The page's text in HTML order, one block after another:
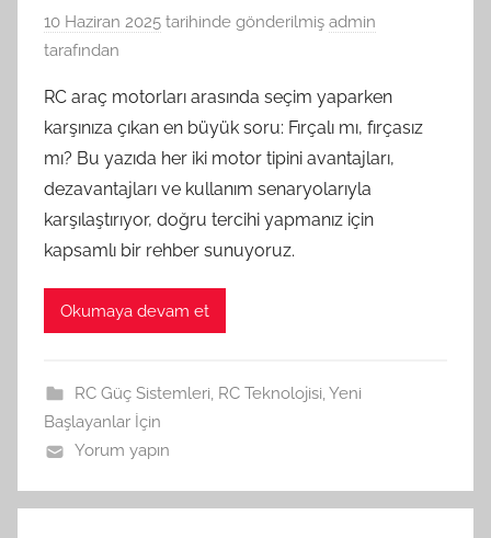
10 Haziran 2025 tarihinde gönderilmiş admin
tarafından
RC araç motorları arasında seçim yaparken
karşınıza çıkan en büyük soru: Fırçalı mı, fırçasız
mı? Bu yazıda her iki motor tipini avantajları,
dezavantajları ve kullanım senaryolarıyla
karşılaştırıyor, doğru tercihi yapmanız için
kapsamlı bir rehber sunuyoruz.
Okumaya devam et
RC Güç Sistemleri, RC Teknolojisi,Yeni
Başlayanlar İçin
Yorum yapın